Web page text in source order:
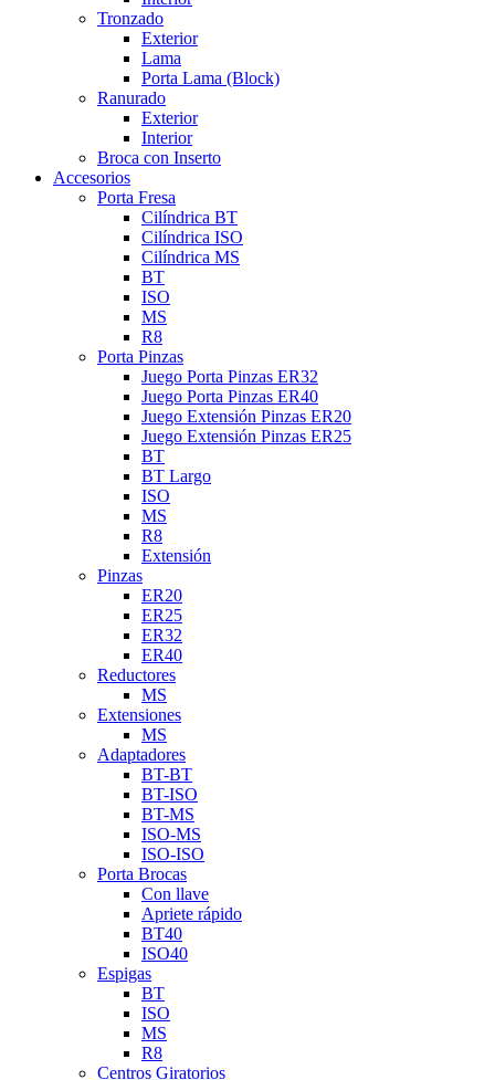
Tronzado
Exterior
Lama
Porta Lama (Block)
Ranurado
Exterior
Interior
Broca con Inserto
Accesorios
Porta Fresa
Cilíndrica BT
Cilíndrica ISO
Cilíndrica MS
BT
ISO
MS
R8
Porta Pinzas
Juego Porta Pinzas ER32
Juego Porta Pinzas ER40
Juego Extensión Pinzas ER20
Juego Extensión Pinzas ER25
BT
BT Largo
ISO
MS
R8
Extensión
Pinzas
ER20
ER25
ER32
ER40
Reductores
MS
Extensiones
MS
Adaptadores
BT-BT
BT-ISO
BT-MS
ISO-MS
ISO-ISO
Porta Brocas
Con llave
Apriete rápido
BT40
ISO40
Espigas
BT
ISO
MS
R8
Centros Giratorios